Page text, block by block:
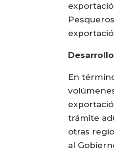
En
trámite
otras
al